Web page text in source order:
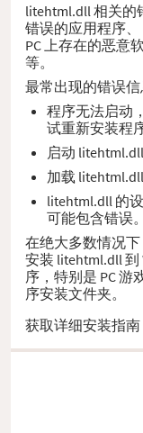
litehtml.dll 相关的
错误的应用程序
PC 上存在的恶意
等。
最常出现的错误信
程序无法启动
试重新安装程
启动
加载
litehtml.dll 的
可能包含错误。
在绝大多数情况
安装 litehtml.dll
序，特别是 PC 游
序安装文件夹。
获取详细安装指